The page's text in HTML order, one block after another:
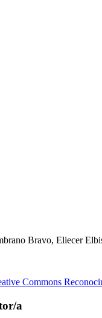
Bravo, Eliecer
Commons
a